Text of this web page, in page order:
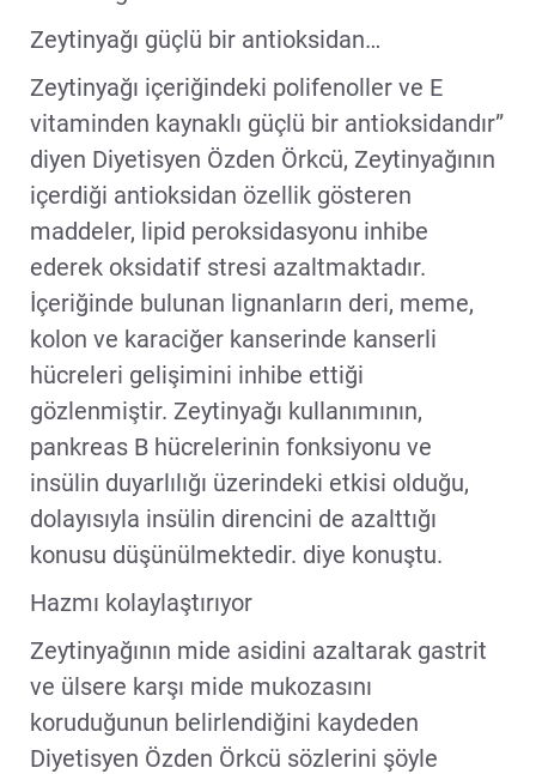
Zeytinyağı güçlü bir antioksidan…
Zeytinyağı içeriğindeki polifenoller ve E
vitaminden kaynaklı güçlü bir antioksidandır”
diyen Diyetisyen Özden Örkcü, Zeytinyağının
içerdiği antioksidan özellik gösteren
maddeler, lipid peroksidasyonu inhibe
ederek oksidatif stresi azaltmaktadır.
İçeriğinde bulunan lignanların deri, meme,
kolon ve karaciğer kanserinde kanserli
hücreleri gelişimini inhibe ettiği
gözlenmiştir. Zeytinyağı kullanımının,
pankreas B hücrelerinin fonksiyonu ve
insülin duyarlılığı üzerindeki etkisi olduğu,
dolayısıyla insülin direncini de azalttığı
konusu düşünülmektedir. diye konuştu.
Hazmı kolaylaştırıyor
Zeytinyağının mide asidini azaltarak gastrit
ve ülsere karşı mide mukozasını
koruduğunun belirlendiğini kaydeden
Diyetisyen Özden Örkcü sözlerini şöyle